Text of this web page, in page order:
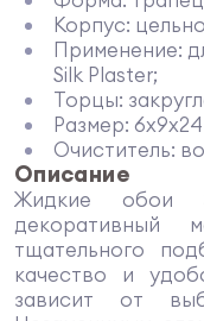
Корпус:
Применение:
Silk Plaster;
Торцы:
Размер:
Очиститель:
Описание
Жидкие обои
декоративный
тщательного
качество и
зависит от